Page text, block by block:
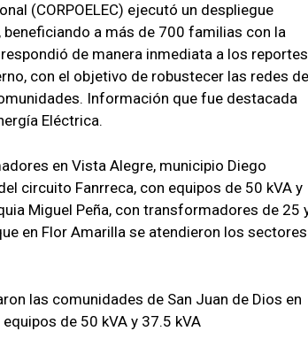
(CORPOELEC) ejecutó un despliegue
a más de 700 familias con la
de manera inmediata a los reportes
con el objetivo de robustecer las redes de
Información que fue destacada
Eléctrica.
en Vista Alegre, municipio Diego
circuito Fanrreca, con equipos de 50 kVA y
Miguel Peña, con transformadores de 25
en Flor Amarilla se atendieron los sectores
las comunidades de San Juan de Dios en
de 50 kVA y 37.5 kVA